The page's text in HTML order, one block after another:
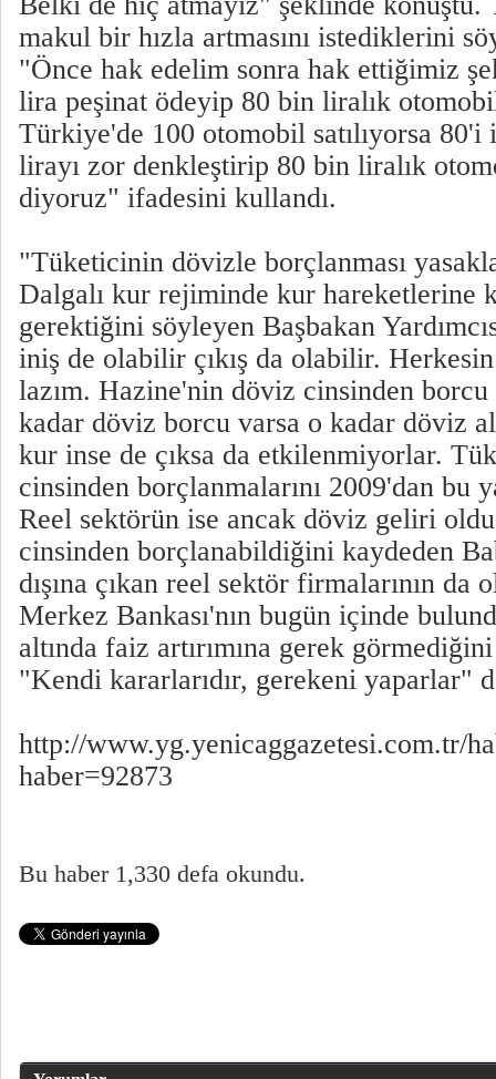
makul bir hızla artmasını istediklerini
"Önce hak edelim sonra hak ettiğimiz
lira peşinat ödeyip 80 bin liralık
Türkiye'de 100 otomobil satılıyorsa
lirayı zor denkleştirip 80 bin liralık
diyoruz" ifadesini kullandı.
"Tüketicinin dövizle borçlanması
Dalgalı kur rejiminde kur hareketlerine
gerektiğini söyleyen Başbakan
iniş de olabilir çıkış da olabilir. Herkesin
lazım. Hazine'nin döviz cinsinden
kadar döviz borcu varsa o kadar döviz
kur inse de çıksa da etkilenmiyorlar.
cinsinden borçlanmalarını 2009'dan bu
Reel sektörün ise ancak döviz geliri
cinsinden borçlanabildiğini kaydeden
dışına çıkan reel sektör firmalarının
Merkez Bankası'nın bugün içinde
altında faiz artırımına gerek
"Kendi kararlarıdır, gerekeni yaparlar"
http://www.yg.yenicaggazetesi.com.tr/
haber=92873
Bu haber 1,330 defa okundu.